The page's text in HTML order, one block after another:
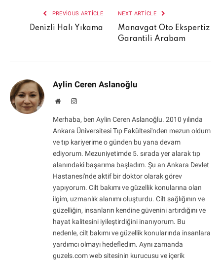
PREVIOUS ARTICLE
Denizli Halı Yıkama
NEXT ARTICLE
Manavgat Oto Ekspertiz
Garantili Arabam
Aylin Ceren Aslanoğlu
WebsiteInstagram
Merhaba, ben Aylin Ceren Aslanoğlu. 2010 yılında
Ankara Üniversitesi Tıp Fakültesi'nden mezun oldum
ve tıp kariyerime o günden bu yana devam
ediyorum. Mezuniyetimde 5. sırada yer alarak tıp
alanındaki başarıma başladım. Şu an Ankara Devlet
Hastanesi'nde aktif bir doktor olarak görev
yapıyorum. Cilt bakımı ve güzellik konularına olan
ilgim, uzmanlık alanımı oluşturdu. Cilt sağlığının ve
güzelliğin, insanların kendine güvenini artırdığını ve
hayat kalitesini iyileştirdiğini inanıyorum. Bu
nedenle, cilt bakımı ve güzellik konularında insanlara
yardımcı olmayı hedefledim. Aynı zamanda
guzels.com web sitesinin kurucusu ve içerik